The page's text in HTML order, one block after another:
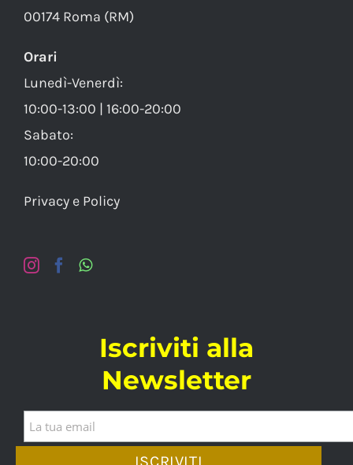
00174 Roma (RM)
Orari
Lunedì-Venerdì:
10:00-13:00 | 16:00-20:00
Sabato:
10:00-20:00
Privacy e Policy
Iscriviti alla
Newsletter